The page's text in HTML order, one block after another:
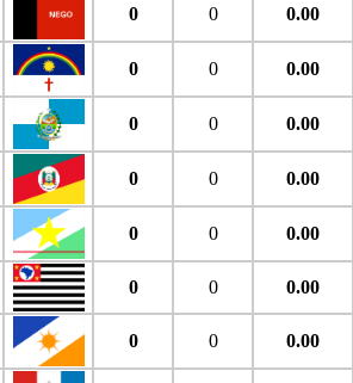
0 0 0.00
0 0 0.00
0 0 0.00
0 0 0.00
0 0 0.00
0 0 0.00
0 0 0.00